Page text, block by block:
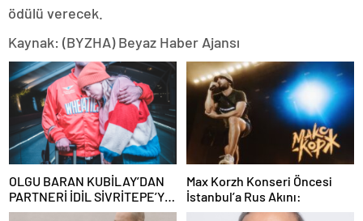
ödülü verecek.
Kaynak: (BYZHA) Beyaz Haber Ajansı
OLGU BARAN KUBİLAY’DAN
PARTNERİ İDİL SİVRİTEPE’YE
ÖVGÜ DOLU SÖZLER!
Max Korzh Konseri Öncesi
İstanbul’a Rus Akını: